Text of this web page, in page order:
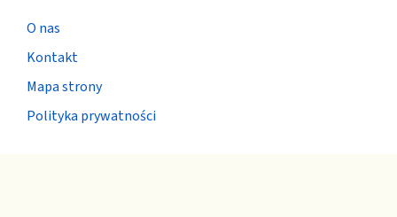
O nas
Kontakt
Mapa strony
Polityka prywatności